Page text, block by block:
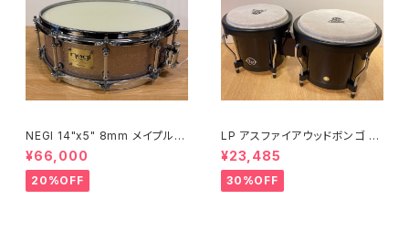
NEGI 14"x5" 8mm メイプルス
ネア SW-MU1450PI-S2HB
¥66,000
20%OFF
LP アスファイアウッドボンゴ LP
A601-DW (ダークウッド)
¥23,485
30%OFF